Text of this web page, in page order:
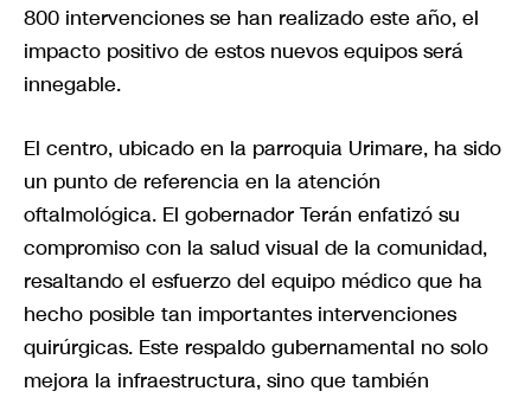
800 intervenciones se han realizado este año, el
impacto positivo de estos nuevos equipos será
innegable.
El centro, ubicado en la parroquia Urimare, ha sido
un punto de referencia en la atención
oftalmológica. El gobernador Terán enfatizó su
compromiso con la salud visual de la comunidad,
resaltando el esfuerzo del equipo médico que ha
hecho posible tan importantes intervenciones
quirúrgicas. Este respaldo gubernamental no solo
mejora la infraestructura, sino que también